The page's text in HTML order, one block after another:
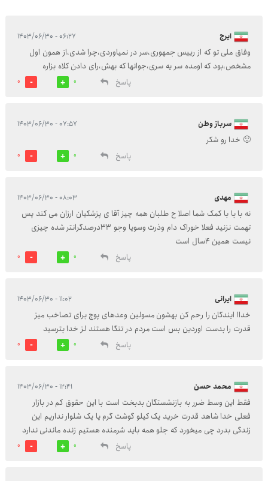
ایرج ۰۶:۲۷ - ۱۴۰۳/۰۶/۳۰
وفاق ملی تو که از رییس جمهوری،سر در نمیاوردی،چرا شدی،از همون اول
مشخص،بود که اومده سر یه سری،جوانها که بهش،رای دادن کلاه بزاره
پاسخ
0
0
سرباز وطن ۰۷:۵۷ - ۱۴۰۳/۰۶/۳۰
🙂 خدا رو شکر
پاسخ
0
0
مهدی ۰۸:۰۳ - ۱۴۰۳/۰۶/۳۰
نه با با با کمک شما اصلا ح طلبان همه چیز آقا ی پزشکیان ارزان می کند پس
تهمت نزنید فعلا خوراک دام وذرت وسویا وجو 33درصدگرانتر شده چیزی
نیست همین 4سال است
پاسخ
0
0
ایرانی ۱۱:۰۲ - ۱۴۰۳/۰۶/۳۰
خداا ایندگان را رحم کن بهشون مسولین وعدهای پوچ برای تصاخب میز
قدرت را بدست اوردین بس است مردم در تنگا هستند لز خدا بترسید
پاسخ
0
0
محمد حسن ۱۲:۴۱ - ۱۴۰۳/۰۶/۳۰
فقط این وسط ضرر به بازنشستگان بدبخت است با این حقوق کم در بازار
فعلی خدا شاهد قدرت خرید یک کیلو گوشت گرم یا یک شلوار نداریم این
زندگی بدرد چی میخورد که جلو همه باید شرمنده هستیم زنده ماندنی ندارد
پاسخ
0
0